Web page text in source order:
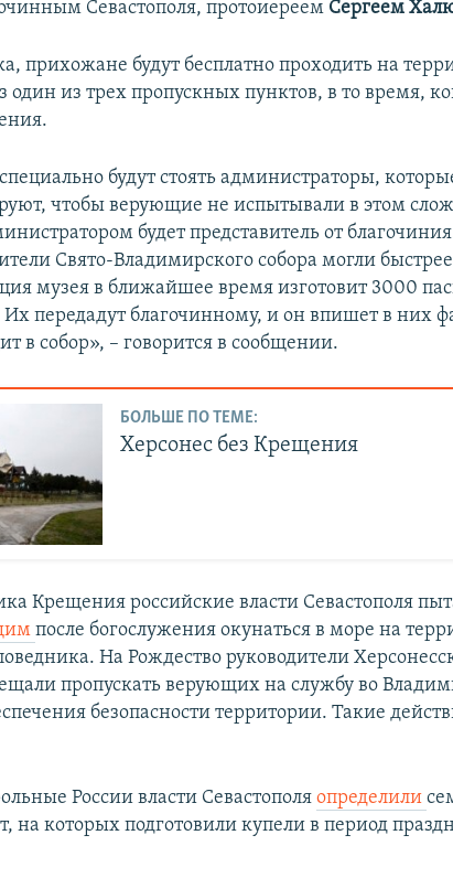
Севастополя, протоиереем Сергеем
прихожане будут бесплатно проходить на
один из трех пропускных пунктов, в то время,
будут стоять администраторы,
чтобы верующие не испытывали в этом
будет представитель от
Свято-Владимирского собора могли
музея в ближайшее время изготовит 3000
передадут благочинному, и он впишет в них
в собор», – говорится в сообщении.
БОЛЬШЕ ПО ТЕМЕ:
Херсонес без Крещения
Крещения российские власти Севастополя
после богослужения окунаться в море на
На Рождество руководители
пропускать верующих на службу во
безопасности территории. Такие
России власти Севастополяопределили
на которых подготовили купели в период